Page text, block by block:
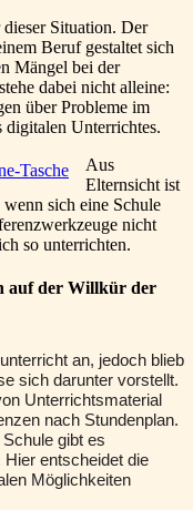
Situation. Der
Beruf gestaltet sich
Mängel bei der
dabei nicht alleine:
über Probleme im
digitalen Unterrichtes.
Aus
Elternsicht ist
sich eine Schule
nicht
so unterrichten.
auf der Willkür der
an, jedoch blieb
sich darunter vorstellt.
Unterrichtsmaterial
nach Stundenplan.
gibt es
entscheidet die
Möglichkeiten